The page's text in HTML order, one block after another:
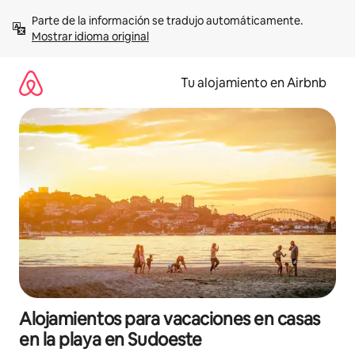
contenidoMostrar idioma original
Tu alojamiento en Airbnb
Alojamientos para vacaciones en casas
en la playa en Sudoeste